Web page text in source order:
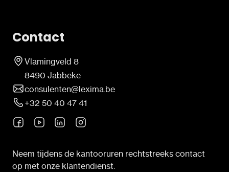
Contact
Vlamingveld 8
8490 Jabbeke
consulenten@lexima.be
+32 50 40 47 41
Neem tijdens de kantooruren rechtstreeks contact
op met onze klantendienst.